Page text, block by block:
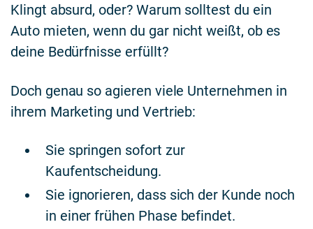
Klingt absurd, oder? Warum solltest du ein
Auto mieten, wenn du gar nicht weißt, ob es
deine Bedürfnisse erfüllt?
Doch genau so agieren viele Unternehmen in
ihrem Marketing und Vertrieb:
Sie springen sofort zur
Kaufentscheidung.
Sie ignorieren, dass sich der Kunde noch
in einer frühen Phase befindet.